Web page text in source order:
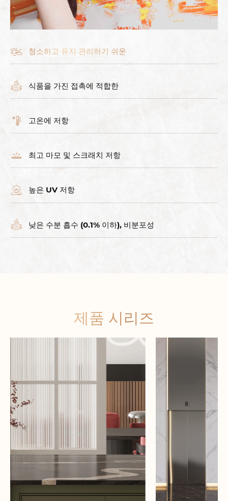
청소하고 유지 관리하기 쉬운
식품을 가진 접촉에 적합한
고온에 저항
최고 마모 및 스크래치 저항
높은 UV 저항
낮은 수분 흡수 (0.1% 이하), 비분포성
제품 시리즈